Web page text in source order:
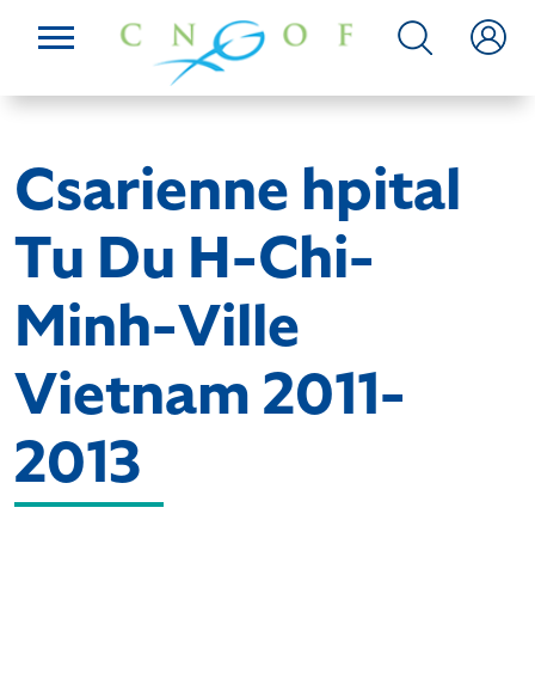
Csarienne hpital
Tu Du H-Chi-
Minh-Ville
Vietnam 2011-
2013